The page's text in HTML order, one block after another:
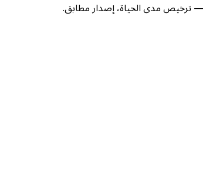
— ترخيص مدى الحياة، إصدار مطابق.